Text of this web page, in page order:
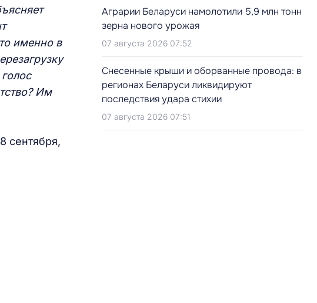
именно в
Им
сентября,
Аграрии Беларуси намолотили 5,9 млн тонн
зерна нового урожая
07 августа 2026 07:52
Снесенные крыши и оборванные провода: в
регионах Беларуси ликвидируют
последствия удара стихии
07 августа 2026 07:51